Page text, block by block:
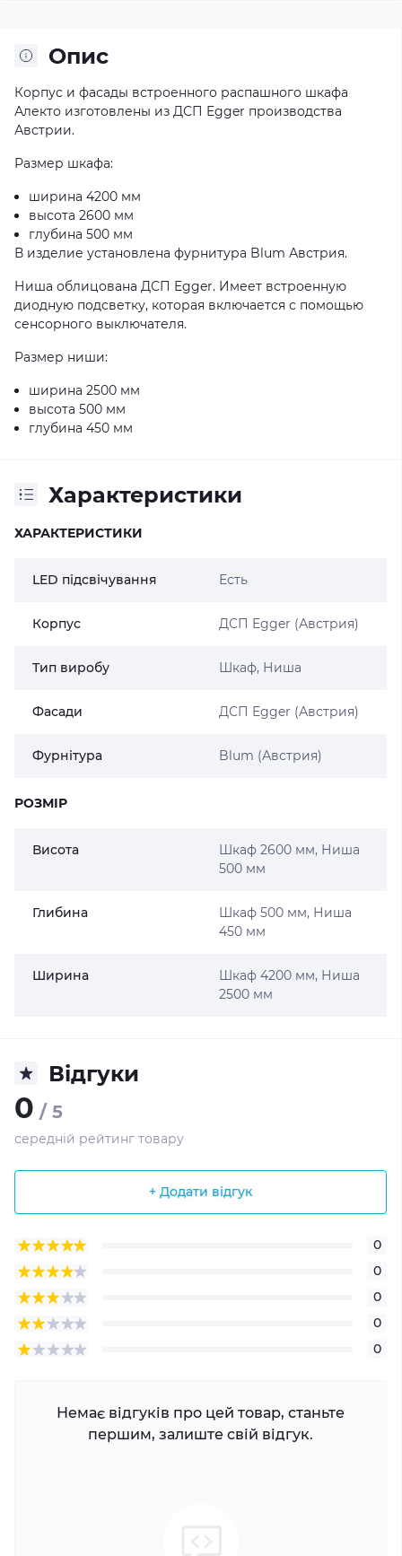
Опис
Корпус и фасады встроенного распашного шкафа
Алекто изготовлены из ДСП Egger производства
Австрии.
Размер шкафа:
ширина 4200 мм
высота 2600 мм
глубина 500 мм
В изделие установлена фурнитура Blum Австрия.
Ниша облицована ДСП Egger. Имеет встроенную
диодную подсветку, которая включается с помощью
сенсорного выключателя.
Размер ниши:
ширина 2500 мм
высота 500 мм
глубина 450 мм
Характеристики
ХАРАКТЕРИСТИКИ
LED підсвічування Есть
Корпус ДСП Egger (Австрия)
Тип виробу Шкаф, Ниша
Фасади ДСП Egger (Австрия)
Фурнітура Blum (Австрия)
РОЗМІР
Висота
Шкаф 2600 мм, Ниша
500 мм
Глибина
Шкаф 500 мм, Ниша
450 мм
Ширина
Шкаф 4200 мм, Ниша
2500 мм
Відгуки
0 / 5
середній рейтинг товару
+ Додати відгук
0
0
0
0
0
Немає відгуків про цей товар, станьте
першим, залиште свій відгук.